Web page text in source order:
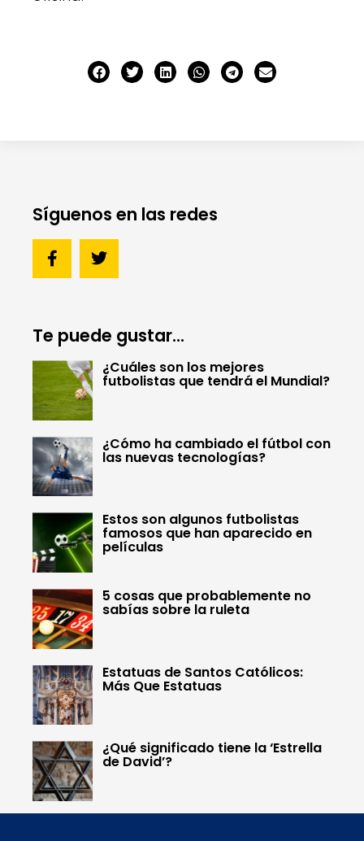
Síguenos en las redes
Te puede gustar...
¿Cuáles son los mejores
futbolistas que tendrá el Mundial?
¿Cómo ha cambiado el fútbol con
las nuevas tecnologías?
Estos son algunos futbolistas
famosos que han aparecido en
películas
5 cosas que probablemente no
sabías sobre la ruleta
Estatuas de Santos Católicos:
Más Que Estatuas
¿Qué significado tiene la ‘Estrella
de David’?